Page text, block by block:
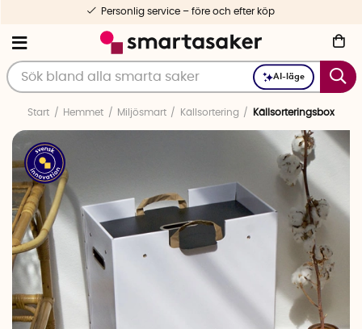
AI-läge
Personlig service – före och efter köp
Start Hemmet Miljösmart Källsortering Källsorteringsbox